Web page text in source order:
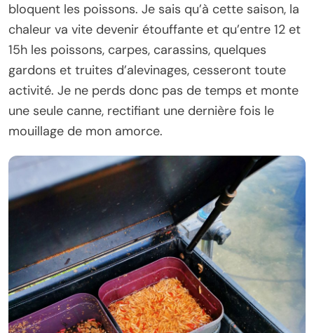
bloquent les poissons. Je sais qu’à cette saison, la
chaleur va vite devenir étouffante et qu’entre 12 et
15h les poissons, carpes, carassins, quelques
gardons et truites d’alevinages, cesseront toute
activité. Je ne perds donc pas de temps et monte
une seule canne, rectifiant une dernière fois le
mouillage de mon amorce.